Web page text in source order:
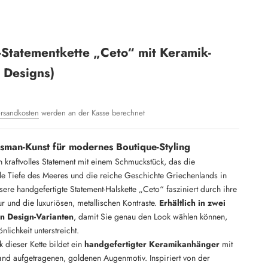
„Ceto“ mit Keramik-
werden an der Kasse berechnet
Kunst für modernes Boutique-Styling
kraftvolles Statement mit einem Schmuckstück, das die
Tiefe des Meeres und die reiche Geschichte Griechenlands in
handgefertigte Statement-Halskette „Ceto“ fasziniert durch ihre
und die luxuriösen, metallischen Kontraste. Erhältlich in zwei
Design-Varianten, damit Sie genau den Look wählen können,
unterstreicht.
dieser Kette bildet einhandgefertigter Keramikanhänger mit
aufgetragenen, goldenen Augenmotiv. Inspiriert von der